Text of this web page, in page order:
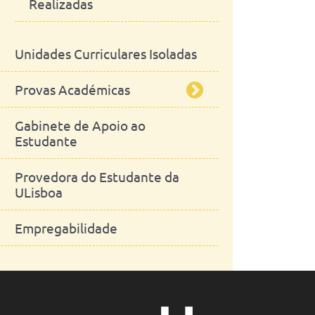
Fenotipagem Morfológica de
Humanas - MorphoPHEN
Realizadas
Unidades Curriculares Isoladas
Provas Académicas
Mestrado Integrado
Mestrados
Doutoramentos
Agregações
Gabinete de Apoio ao
Estudante
Provedora do Estudante da
ULisboa
Empregabilidade